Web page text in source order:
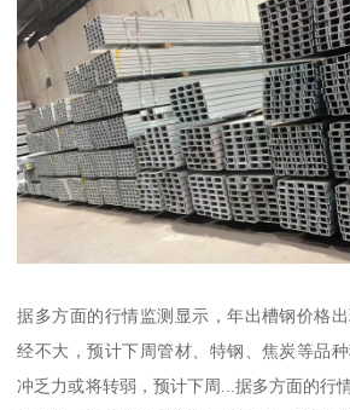
据多方面的行情监测显示，年出槽钢价格
经不大，预计下周管材、特钢、焦炭等品
冲乏力或将转弱，预计下周...据多方面的行